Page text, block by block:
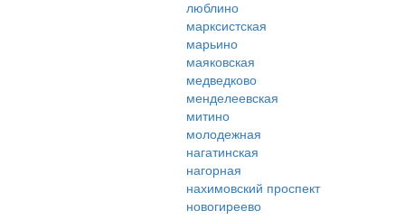
люблино
марксистская
марьино
маяковская
медведково
менделеевская
митино
молодежная
нагатинская
нагорная
нахимовский проспект
новогиреево